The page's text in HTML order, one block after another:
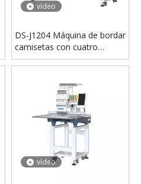
vídeo
DS-J1204 Máquina de bordar
camisetas con cuatro
cabezas y 12 agujas
vídeo